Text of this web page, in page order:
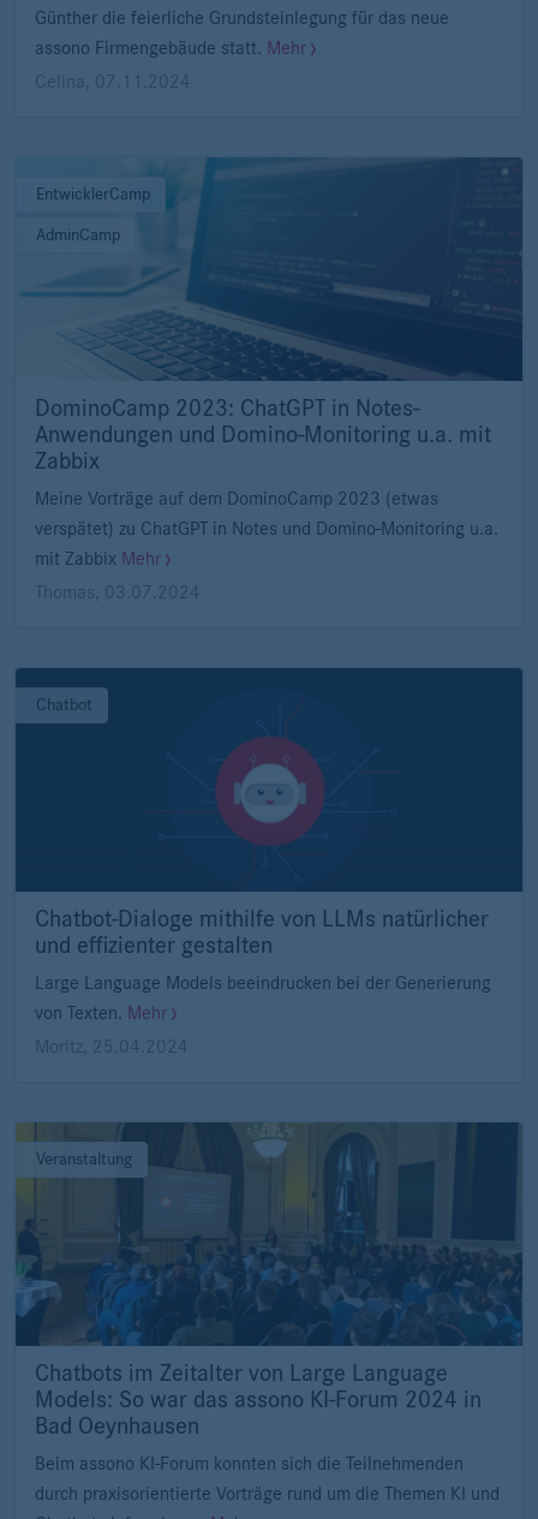
Günther die feierliche Grundsteinlegung für das neue
assono Firmengebäude statt. Mehr
Celina, 07.11.2024
EntwicklerCamp
AdminCamp
DominoCamp 2023: ChatGPT in Notes-
Anwendungen und Domino-Monitoring u.a. mit
Zabbix
Meine Vorträge auf dem DominoCamp 2023 (etwas
verspätet) zu ChatGPT in Notes und Domino-Monitoring u.a.
mit Zabbix Mehr
Thomas
03.07.2024
Chatbot
Chatbot-Dialoge mithilfe von LLMs natürlicher
und effizienter gestalten
Large Language Models beeindrucken bei der Generierung
von Texten. Mehr
Moritz
25.04.2024
Veranstaltung
Chatbots im Zeitalter von Large Language
Models: So war das assono KI-Forum 2024 in
Bad Oeynhausen
Beim assono KI-Forum konnten sich die Teilnehmenden
durch praxisorientierte Vorträge rund um die Themen KI und